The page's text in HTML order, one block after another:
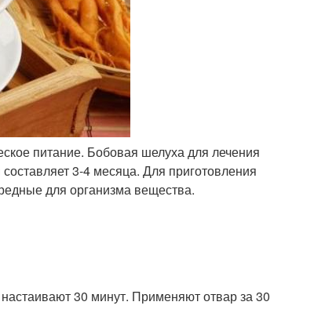
питание. Бобовая шелуха для лечения
3-4 месяца. Для приготовления
для организма вещества.
30 минут. Применяют отвар за 30